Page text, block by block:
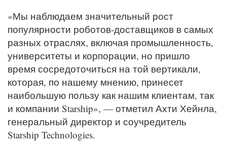
«Мы наблюдаем значительный рост
популярности роботов-доставщиков в самых
разных отраслях, включая промышленность,
университеты и корпорации, но пришло
время сосредоточиться на той вертикали,
которая, по нашему мнению, принесет
наибольшую пользу как нашим клиентам, так
и компании Starship», — отметил Ахти Хейнла,
генеральный директор и соучредитель
Starship Technologies.